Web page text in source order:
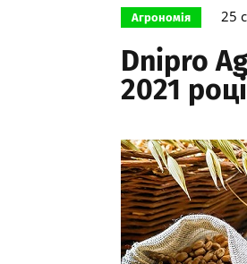
Агрономія 25
Dnipro
2021 році